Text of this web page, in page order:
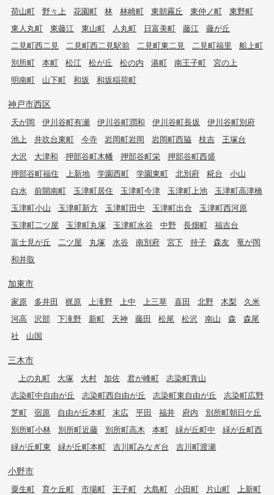
荷山町
野々上 花園町 林 林崎町 東朝霧丘 東仲ノ町
東野町
東人丸町
東藤江 東山町 人丸町 日富美町 藤江
藤が丘
二見町西二見
二見町西二見駅前 二見町東二見 二見町福里
船上町
別所町
本町 松江 松が丘 松の内 港町 南王子町
宮の上
明南町
山下町 和坂 和坂稲荷町
神戸市西区
天が岡 伊川谷町有瀬 伊川谷町潤和 伊川谷町長坂
伊川谷町別府
池上
井吹台東町 今寺 岩岡町岩岡 岩岡町西脇 枝吉
王塚台
大沢
大津和 押部谷町木幡 押部谷町栄
押部谷町西盛
押部谷町福住
上新地 学園西町 学園東町 北別府 糀台
小山
白水
前開南町 玉津町居住 玉津町今津 玉津町上池
玉津町高津橋
玉津町小山
玉津町新方 玉津町田中 玉津町出合
玉津町西河原
玉津町二ツ屋
玉津町丸塚 玉津町水谷 中野 長畑町
福吉台
富士見が丘
二ツ屋 丸塚 水谷 南別府 宮下 持子 森友
竜が岡
和井取
加東市
家原 多井田 梶原 上滝野 上中 上三草 喜田 北野 木梨
久米
河高
沢部 下滝野 新町 天神 藤田 松尾 松沢 南山 森
森尾
社
山国
三木市
上の丸町 大塚 大村 加佐 君が峰町
志染町青山
志染町中自由が丘
志染町西自由が丘 志染町東自由が丘
志染町広野
芝町
宿原 自由が丘本町 末広 平田 福井 府内
別所町朝日ケ丘
別所町小林
別所町近藤 別所町高木 本町 緑が丘町中
緑が丘町西
緑が丘町東
緑が丘町本町 吉川町みなぎ台 吉川町渡瀬
小野市
粟生町 育ケ丘町 市場町 王子町 大島町 小田町 片山町
上新町